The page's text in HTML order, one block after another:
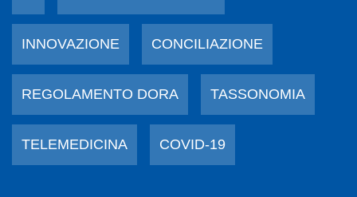
INNOVAZIONE CONCILIAZIONE
REGOLAMENTO DORA TASSONOMIA
TELEMEDICINA COVID-19